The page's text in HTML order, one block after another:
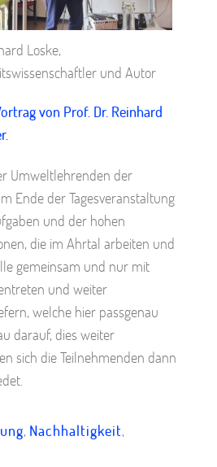
Loske,
und Autor
von Prof. Dr. Reinhard
Umweltlehrenden der
Ende der Tagesveranstaltung
und der hohen
die im Ahrtal arbeiten und
gemeinsam und nur mit
und weiter
welche hier passgenau
darauf, dies weiter
sich die Teilnehmenden dann
, Nachhaltigkeit,